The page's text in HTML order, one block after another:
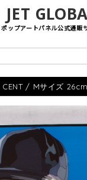
JET
ポップアートパネル公式通販
/ Mサイズ